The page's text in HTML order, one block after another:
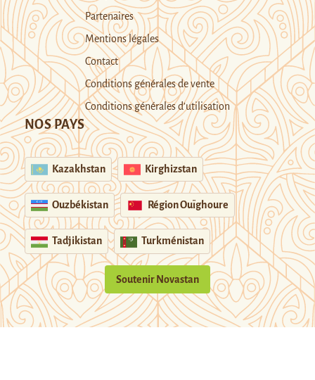
Partenaires
Mentions légales
Contact
Conditions générales de vente
Conditions générales d’utilisation
NOS PAYS
Kazakhstan Kirghizstan
Ouzbékistan Région Ouïghoure
Tadjikistan Turkménistan
Soutenir Novastan